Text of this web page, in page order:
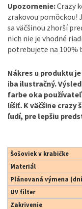
Upozornenie:Crazy
zrakovou pomôckou!
sa väčšinou zhorší
nich nie je vhodné
potrebujete na 100%
Nákres u produktu
iba ilustračný.
farbe oka
líšiť. K väčšine
ľudí, pre lepšiu
Šošoviek v krabičke
Materiál
Plánovaná výmena
UV filter
Zakrivenie